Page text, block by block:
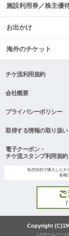
施設利用券／株主優
お出かけ
海外のチケット
チケ流利用規約
会社概要
プライバシーポリシー
取得する情報の取り扱い
電子クーポン・
チケ流スタンプ利用規約
転売目的で購入したチ
各種
Copyright
このホームページ